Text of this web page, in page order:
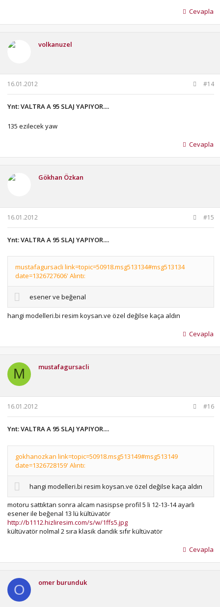
Cevapla
volkanuzel
16.01.2012 #14
Ynt: VALTRA A 95 SLAJ YAPIYOR....
135 ezilecek yaw
Cevapla
Gökhan Özkan
16.01.2012 #15
Ynt: VALTRA A 95 SLAJ YAPIYOR....
mustafagursacli link=topic=50918.msg513134#msg513134
date=1326727606' Alıntı:
esener ve beğenal
hangi modelleri.bi resim koysan.ve özel değilse kaça aldın
Cevapla
M mustafagursacli
16.01.2012 #16
Ynt: VALTRA A 95 SLAJ YAPIYOR....
gokhanozkan link=topic=50918.msg513149#msg513149
date=1326728159' Alıntı:
hangi modelleri.bi resim koysan.ve özel değilse kaça aldın
motoru sattıktan sonra alcam nasispse profil 5 li 12-13-14 ayarlı
esener ile beğenal 13 lü kültüvatör
http://b1112.hizliresim.com/s/w/1ffs5.jpg
kültüvatör nolmal 2 sıra klasik dandik sıfır kültüvatör
Cevapla
O omer burunduk